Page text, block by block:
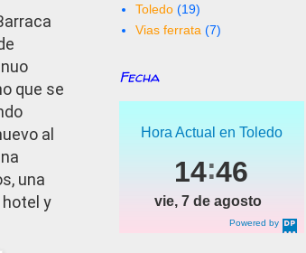
que se
al
una
y
Toledo (19)
Vias ferrata (7)
Fecha
Powered by
Hora Actual en Toledo
14 46
vie, 7 de agosto